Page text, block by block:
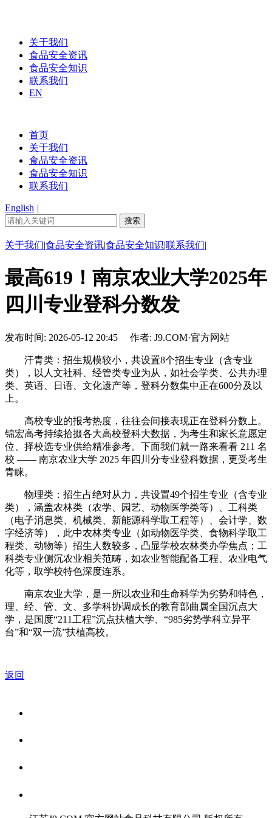
关于我们
食品安全资讯
食品安全知识
联系我们
EN
首页
关于我们
食品安全资讯
食品安全知识
联系我们
English |
关于我们|食品安全资讯|食品安全知识|联系我们|
最高619！南京农业大学2025年
四川专业登科分数发
发布时间: 2026-05-12 20:45 作者: J9.COM·官方网站
汗青类：招生规模较小，共设置8个招生专业（含专业
类），以人文社科、经管类专业为从，如社会学类、公共办理
类、英语、日语、文化遗产等，登科分数集中正在600分及以
上。
高校专业的报考热度，往往会间接表现正在登科分数上。
锦宏高考持续拾掇各大高校登科大数据，为考生和家长意愿定
位、择校选专业供给精准参考。下面我们就一路来看看 211 名
校 —— 南京农业大学 2025 年四川分专业登科数据，更受考生
青睐。
物理类：招生占绝对从力，共设置49个招生专业（含专业
类），涵盖农林类（农学、园艺、动物医学类等）、工科类
（电子消息类、机械类、新能源科学取工程等）、会计学、数
字经济等），此中农林类专业（如动物医学类、食物科学取工
程类、动物等）招生人数较多，凸显学校农林类办学焦点；工
科类专业侧沉农业相关范畴，如农业智能配备工程、农业电气
化等，取学校特色深度连系。
南京农业大学，是一所以农业和生命科学为劣势和特色，
理、经、管、文、多学科协调成长的教育部曲属全国沉点大
学，是国度“211工程”沉点扶植大学、“985劣势学科立异平
台”和“双一流”扶植高校。
返回